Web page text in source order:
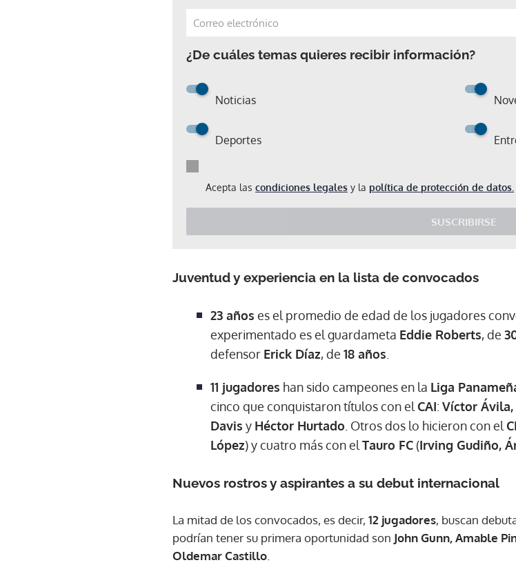
¿De cuáles temas quieres recibir información?
Noticias
Deportes
Acepta las condiciones legales y la política de protección de datos.
SUSCRIBIRSE
Juventud y experiencia en la lista de convocados
23 años es el promedio de edad de los jugadores
experimentado es el guardameta Eddie Roberts, de
defensor Erick Díaz, de 18 años
11 jugadores han sido campeones en la Liga
cinco que conquistaron títulos con el CAI: Víctor Ávila,
Davis y Héctor Hurtado . Otros dos lo hicieron con el
López) y cuatro más con el Tauro FC (Irving Gudiño,
Nuevos rostros y aspirantes a su debut internacional
La mitad de los convocados, es decir, 12 jugadores, buscan
podrían tener su primera oportunidad son John Gunn, Amable
Oldemar Castillo